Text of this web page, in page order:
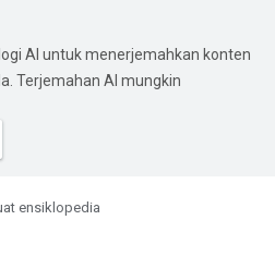
AI untuk menerjemahkan konten
Terjemahan AI mungkin
ensiklopedia